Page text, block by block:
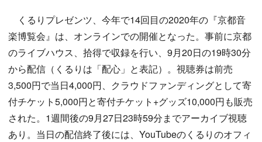
くるりプレゼンツ、今年で14回目の2020年の『京都音
楽博覧会』は、オンラインでの開催となった。事前に京都
のライブハウス、拾得で収録を行い、9月20日の19時30分
から配信（くるりは「配心」と表記）。視聴券は前売
3,500円で当日4,000円、クラウドファンディングとして寄
付チケット5,000円と寄付チケット+グッズ10,000円も販売
された。1週間後の9月27日23時59分までアーカイブ視聴
あり。当日の配信終了後には、YouTubeのくるりのオフィ